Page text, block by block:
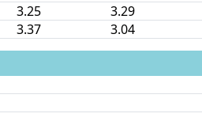
3.25 3.29
3.37 3.04